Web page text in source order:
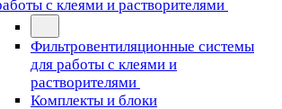
с клеями и растворителями
Фильтровентиляционные системы
для работы с клеями и
растворителями
Комплекты и блоки